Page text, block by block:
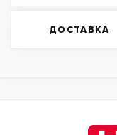
ДОСТАВКА